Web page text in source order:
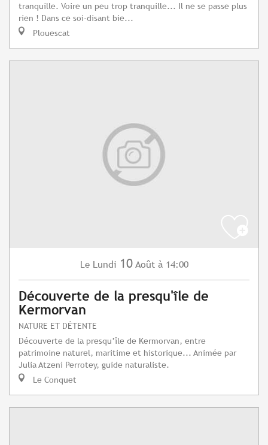
tranquille. Voire un peu trop tranquille... Il ne se passe plus
rien ! Dans ce soi-disant bie...
Plouescat
Le Lundi 10 Août à 14:00
Découverte de la presqu'île de
Kermorvan
NATURE ET DÉTENTE
Découverte de la presqu’île de Kermorvan, entre
patrimoine naturel, maritime et historique... Animée par
Julia Atzeni Perrotey, guide naturaliste.
Le Conquet